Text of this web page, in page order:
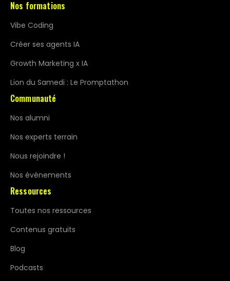
Nos formations
Vibe Coding
Créer ses agents IA
Growth Marketing x IA
Lion du Samedi : Le Promptathon
Communauté
Nos alumni
Nos experts terrain
Nous rejoindre !
Nos événements
Ressources
Toutes nos ressources
Contenus gratuits
Blog
Podcasts